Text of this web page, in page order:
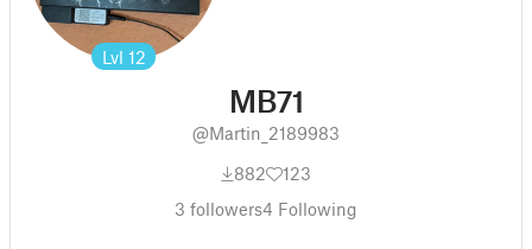
Lvl 12
MB71
@Martin_2189983
882
123
3 followers4 Following